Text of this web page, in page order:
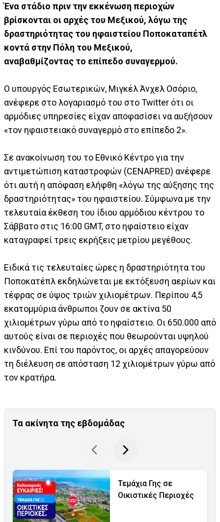
Ένα στάδιο πριν την εκκένωση περιοχών
βρίσκονται οι αρχές του Μεξικού, λόγω της
δραστηριότητας του ηφαιστείου Ποποκαταπέτλ
κοντά στην Πόλη του Μεξικού,
αναβαθμίζοντας το επίπεδο συναγερμού.
Ο υπουργός Εσωτερικών, Μιγκέλ Άνχελ Οσόριο,
ανέφερε στο λογαριασμό του στο Twitter ότι οι
αρμόδιες υπηρεσίες είχαν αποφασίσει να αυξήσουν
«τον ηφαιστειακό συναγερμό στο επίπεδο 2».
Σε ανακοίνωση του το Εθνικό Κέντρο για την
αντιμετώπιση καταστροφών (CENAPRED) ανέφερε
ότι αυτή η απόφαση ελήφθη «λόγω της αύξησης της
δραστηριότητας» του ηφαιστείου. Σύμφωνα με την
τελευταία έκθεση του ίδιου αρμόδιου κέντρου το
Σάββατο στις 16:00 GMT, στο ηφαίστειο είχαν
καταγραφεί τρεις εκρήξεις μετρίου μεγέθους.
Ειδικά τις τελευταίες ώρες η δραστηριότητα του
Ποποκατέπλ εκδηλώνεται με εκτόξευση αερίων και
τέφρας σε ύψος τριών χιλιομέτρων. Περίπου 4,5
εκατομμύρια άνθρωποι ζουν σε ακτίνα 50
χιλιομέτρων γύρω από το ηφαίστειο. Οι 650.000 από
αυτούς είναι σε περιοχές που θεωρούνται υψηλού
κινδύνου. Επί του παρόντος, οι αρχές απαγορεύουν
τη διέλευση σε απόσταση 12 χιλιομέτρων γύρω από
τον κρατήρα.
Τα ακίνητα της εβδομάδας
Τεμάχια Γης σε
Οικιστικές Περιοχές